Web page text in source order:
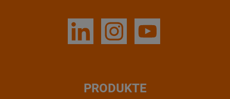
PRODUKTE